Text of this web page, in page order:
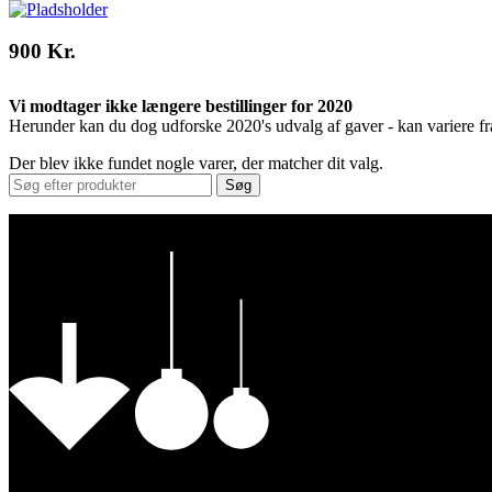
900 Kr.
Vi modtager ikke længere bestillinger for 2020
Herunder kan du dog udforske 2020's udvalg af gaver - kan variere
Der blev ikke fundet nogle varer, der matcher dit valg.
Søg